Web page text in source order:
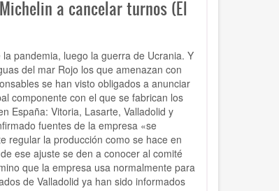
a cancelar turnos (El
pandemia, luego la guerra de Ucrania. Y
del mar Rojo los que amenazan con
se han visto obligados a anunciar
componente con el que se fabrican los
España: Vitoria, Lasarte, Valladolid y
fuentes de la empresa «se
regular la producción como se hace en
ese ajuste se den a conocer al comité
que la empresa usa normalmente para
de Valladolid ya han sido informados